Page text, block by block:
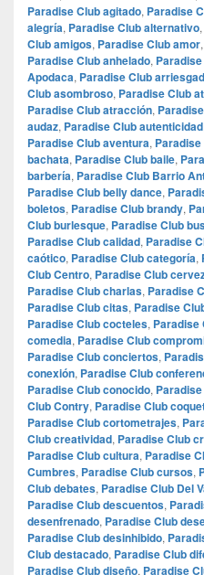
Paradise Club agitado, Paradise
alegría, Paradise Club alternativo,
Club amigos, Paradise Club amor,
Paradise Club anhelado,
Apodaca, Paradise Club
Club asombroso, Paradise Club
Paradise Club atracción,
audaz, Paradise Club autenticidad
Paradise Club aventura,
bachata, Paradise Club baile,
barbería, Paradise Club Barrio
Paradise Club belly dance,
boletos, Paradise Club brandy,
Club burlesque, Paradise Club
Paradise Club calidad, Paradise
caótico, Paradise Club categoría,
Club Centro, Paradise Club
Paradise Club charlas, Paradise
Paradise Club citas, Paradise
Paradise Club cocteles, Paradise
comedia, Paradise Club
Paradise Club conciertos,
conexión, Paradise Club
Paradise Club conocido,
Club Contry, Paradise Club
Paradise Club cortometrajes,
Club creatividad, Paradise Club
Paradise Club cultura, Paradise
Cumbres, Paradise Club cursos,
Club debates, Paradise Club Del
Paradise Club descuentos,
desenfrenado, Paradise Club
Paradise Club desinhibido,
Club destacado, Paradise Club
Paradise Club diseño, Paradise